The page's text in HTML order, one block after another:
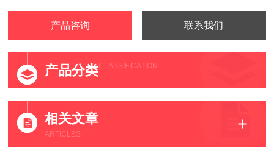
产品咨询 联系我们
产品分类CLASSIFICATION
相关文章
ARTICLES